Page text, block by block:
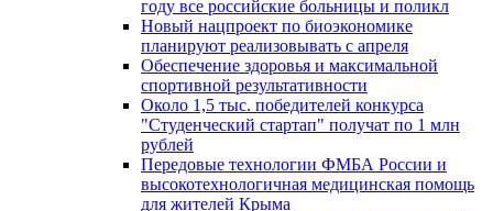
году все российские больницы и поликл
Новый нацпроект по биоэкономике
планируют реализовывать с апреля
Обеспечение здоровья и максимальной
спортивной результативности
Около 1,5 тыс. победителей конкурса
"Студенческий стартап" получат по 1 млн
рублей
Передовые технологии ФМБА России и
высокотехнологичная медицинская помощь
для жителей Крыма